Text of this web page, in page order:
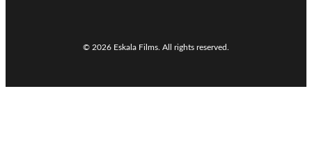
© 2026 Eskala Films. All rights reserved.